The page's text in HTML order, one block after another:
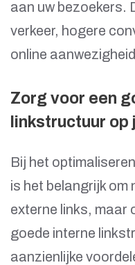
aan uw bezoekers.
verkeer, hogere
online
Zorg voor een
linkstructuur op
Bij het
is het belangrijk om
externe links, maar
goede interne
aanzienlijke